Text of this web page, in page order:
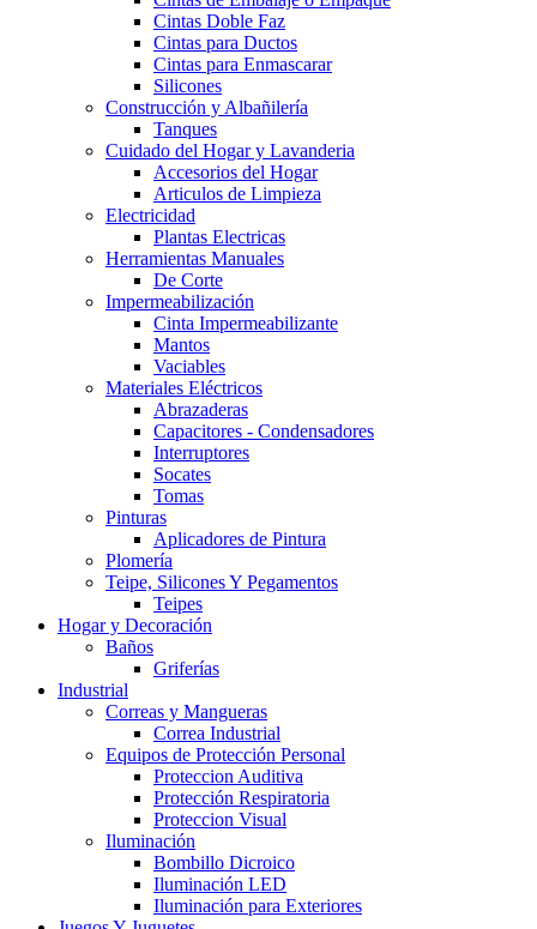
Cintas Doble Faz
Cintas para Ductos
Cintas para Enmascarar
Silicones
Construcción y Albañilería
Tanques
Cuidado del Hogar y Lavanderia
Accesorios del Hogar
Articulos de Limpieza
Electricidad
Plantas Electricas
Herramientas Manuales
De Corte
Impermeabilización
Cinta Impermeabilizante
Mantos
Vaciables
Materiales Eléctricos
Abrazaderas
Capacitores - Condensadores
Interruptores
Socates
Tomas
Pinturas
Aplicadores de Pintura
Plomería
Teipe, Silicones Y Pegamentos
Teipes
Hogar y Decoración
Baños
Griferías
Industrial
Correas y Mangueras
Correa Industrial
Equipos de Protección Personal
Proteccion Auditiva
Protección Respiratoria
Proteccion Visual
Iluminación
Bombillo Dicroico
Iluminación LED
Iluminación para Exteriores